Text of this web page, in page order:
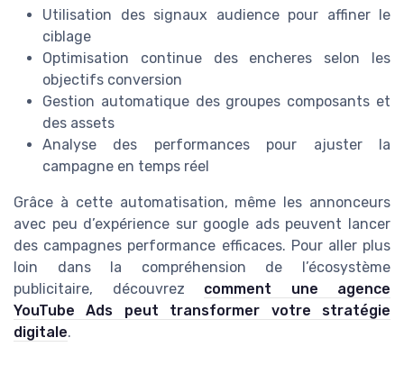
Utilisation des signaux audience pour affiner le
ciblage
Optimisation continue des encheres selon les
objectifs conversion
Gestion automatique des groupes composants et
des assets
Analyse des performances pour ajuster la
campagne en temps réel
Grâce à cette automatisation, même les annonceurs
avec peu d’expérience sur google ads peuvent lancer
des campagnes performance efficaces. Pour aller plus
loin dans la compréhension de l’écosystème
publicitaire, découvrez comment une agence
YouTube Ads peut transformer votre stratégie
digitale.